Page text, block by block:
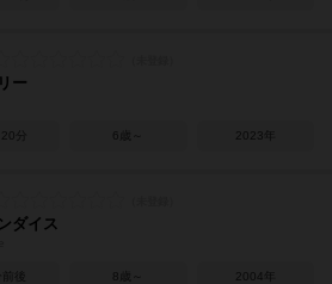
ー
分 6歳～ 2023年
ダイス
後 8歳～ 2004年